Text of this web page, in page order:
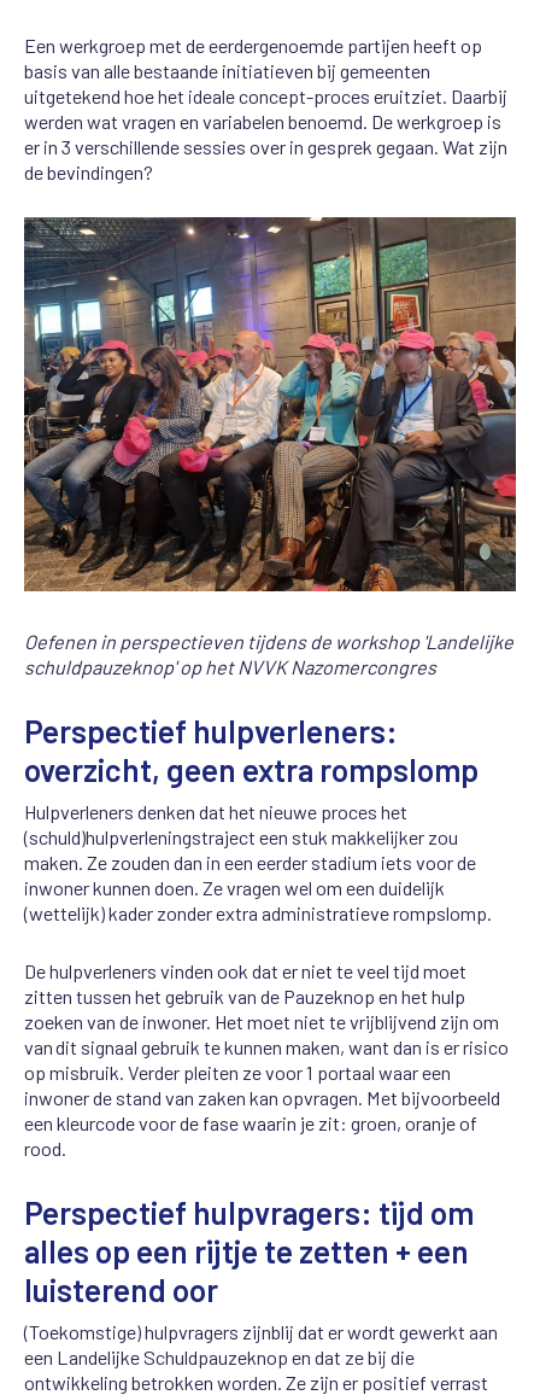
Een werkgroep met de eerdergenoemde partijen heeft op
basis van alle bestaande initiatieven bij gemeenten
uitgetekend hoe het ideale concept-proces eruitziet. Daarbij
werden wat vragen en variabelen benoemd. De werkgroep is
er in 3 verschillende sessies over in gesprek gegaan. Wat zijn
de bevindingen?
Oefenen in perspectieven tijdens de workshop 'Landelijke
schuldpauzeknop' op het NVVK Nazomercongres
Perspectief hulpverleners:
overzicht, geen extra rompslomp
Hulpverleners denken dat het nieuwe proces het
(schuld)hulpverleningstraject een stuk makkelijker zou
maken. Ze zouden dan in een eerder stadium iets voor de
inwoner kunnen doen. Ze vragen wel om een duidelijk
(wettelijk) kader zonder extra administratieve rompslomp.
De hulpverleners vinden ook dat er niet te veel tijd moet
zitten tussen het gebruik van de Pauzeknop en het hulp
zoeken van de inwoner. Het moet niet te vrijblijvend zijn om
van dit signaal gebruik te kunnen maken, want dan is er risico
op misbruik. Verder pleiten ze voor 1 portaal waar een
inwoner de stand van zaken kan opvragen. Met bijvoorbeeld
een kleurcode voor de fase waarin je zit: groen, oranje of
rood.
Perspectief hulpvragers: tijd om
alles op een rijtje te zetten + een
luisterend oor
(Toekomstige) hulpvragers zijnblij dat er wordt gewerkt aan
een L andelijkeSchuldpauzeknop en dat ze bij die
ontwikkeling betrokken worden. Ze zijn er positief verrast